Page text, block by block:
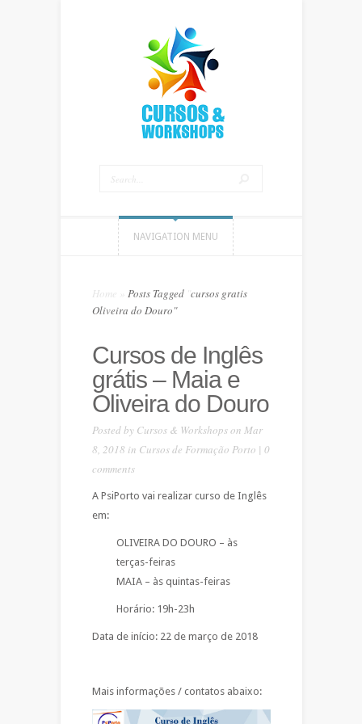
NAVIGATION MENU
Home Posts Tagged cursos gratis
Oliveira do Douro"
Cursos de Inglês
grátis – Maia e
Oliveira do Douro
Posted by Cursos & Workshopson Mar
8, 2018 in Cursos de Formação Porto | 0
comments
A PsiPorto vai realizar curso de Inglês
em:
OLIVEIRA DO DOURO – às
terças-feiras
MAIA – às quintas-feiras
Horário: 19h-23h
Data de início: 22 de março de 2018
Mais informações / contatos abaixo: